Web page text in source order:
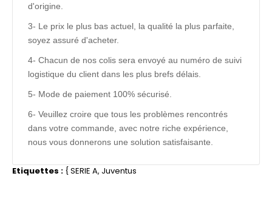
d'origine.
3- Le prix le plus bas actuel, la qualité la plus parfaite,
soyez assuré d'acheter.
4- Chacun de nos colis sera envoyé au numéro de suivi
logistique du client dans les plus brefs délais.
5- Mode de paiement 100% sécurisé.
6- Veuillez croire que tous les problèmes rencontrés
dans votre commande, avec notre riche expérience,
nous vous donnerons une solution satisfaisante.
Etiquettes : {SERIE A, Juventus